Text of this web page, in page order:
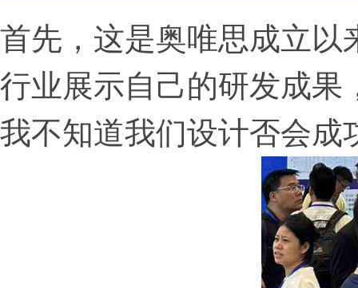
首先，这是奥唯思成立以
行业展示自己的研发成果
我不知道我们设计否会成